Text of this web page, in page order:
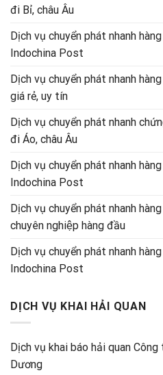
đi Bỉ, châu Âu
Dịch vụ chuyển phát nhanh
Indochina Post
Dịch vụ chuyển phát nhanh
giá rẻ, uy tín
Dịch vụ chuyển phát nhanh
đi Áo, châu Âu
Dịch vụ chuyển phát nhanh
Indochina Post
Dịch vụ chuyển phát nhanh
chuyên nghiệp hàng đầu
Dịch vụ chuyển phát nhanh
Indochina Post
DỊCH VỤ KHAI HẢI QUAN
Dịch vụ khai báo hải quan
Dương